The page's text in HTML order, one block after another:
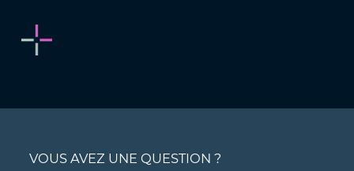
VOUS AVEZ UNE QUESTION ?